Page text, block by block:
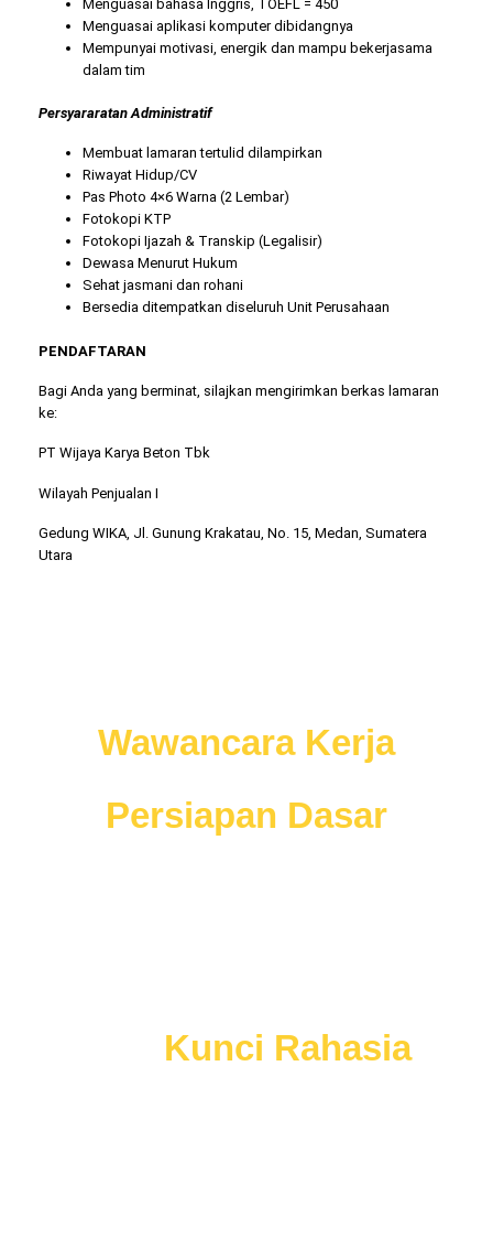
Menguasai bahasa Inggris, TOEFL = 450
Menguasai aplikasi komputer dibidangnya
Mempunyai motivasi, energik dan mampu bekerjasama
dalam tim
Persyararatan Administratif
Membuat lamaran tertulid dilampirkan
Riwayat Hidup/CV
Pas Photo 4×6 Warna (2 Lembar)
Fotokopi KTP
Fotokopi Ijazah & Transkip (Legalisir)
Dewasa Menurut Hukum
Sehat jasmani dan rohani
Bersedia ditempatkan diseluruh Unit Perusahaan
PENDAFTARAN
Bagi Anda yang berminat, silajkan mengirimkan berkas lamaran
ke:
PT Wijaya Karya Beton Tbk
Wilayah Penjualan I
Gedung WIKA, Jl. Gunung Krakatau, No. 15, Medan, Sumatera
Utara
Wawancara Kerja
Persiapan Dasar
Kunci Rahasia